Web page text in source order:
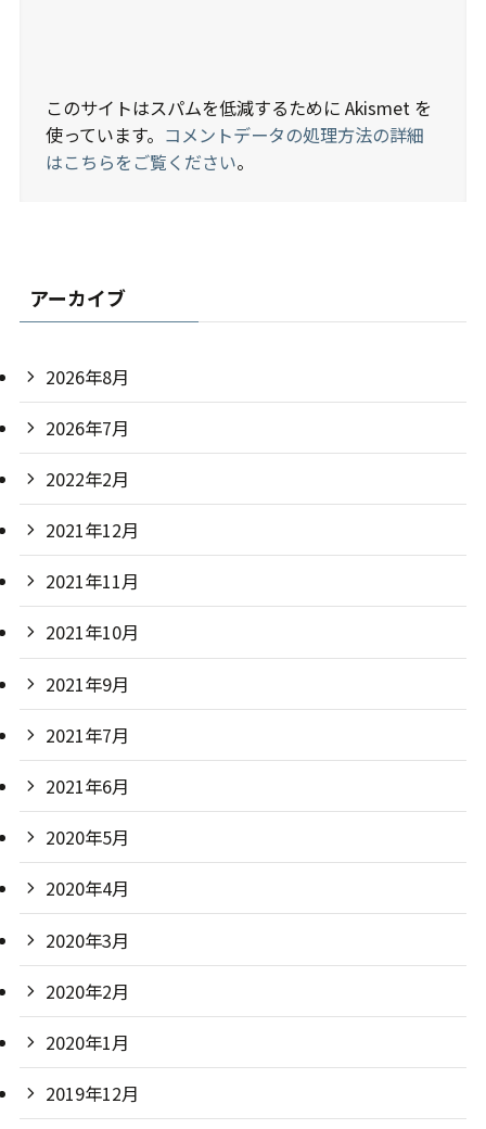
このサイトはスパムを低減するために Akismet を
使っています。 コメントデータの処理方法の詳細
はこちらをご覧ください。
アーカイブ
2026年8月
2026年7月
2022年2月
2021年12月
2021年11月
2021年10月
2021年9月
2021年7月
2021年6月
2020年5月
2020年4月
2020年3月
2020年2月
2020年1月
2019年12月